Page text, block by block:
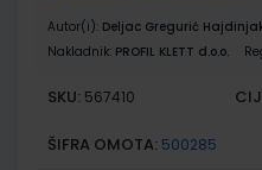
Autor(i): Deljac Gregurić
Nakladnik: PROFIL KLETT d.o.o.
SKU: 567410
ŠIFRA OMOTA: 500285